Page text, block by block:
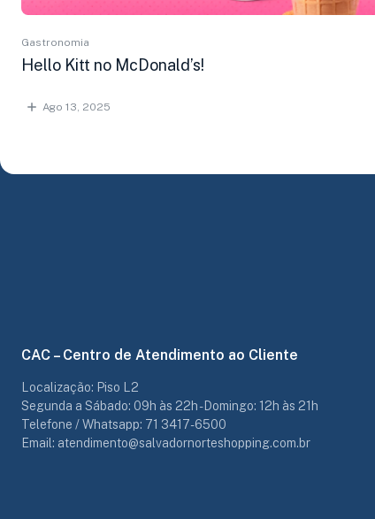
Gastronomia
Hello Kitt no McDonald’s!
Ago 13, 2025
CAC – Centro de Atendimento ao Cliente
Localização: Piso L2
Segunda a Sábado: 09h às 22h - Domingo: 12h às 21h
Telefone / Whatsapp: 71 3417-6500
Email: atendimento@salvadornorteshopping.com.br